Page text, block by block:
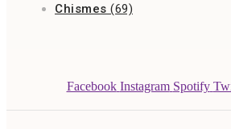
Chismes (69)
Facebook Instagram Spotify